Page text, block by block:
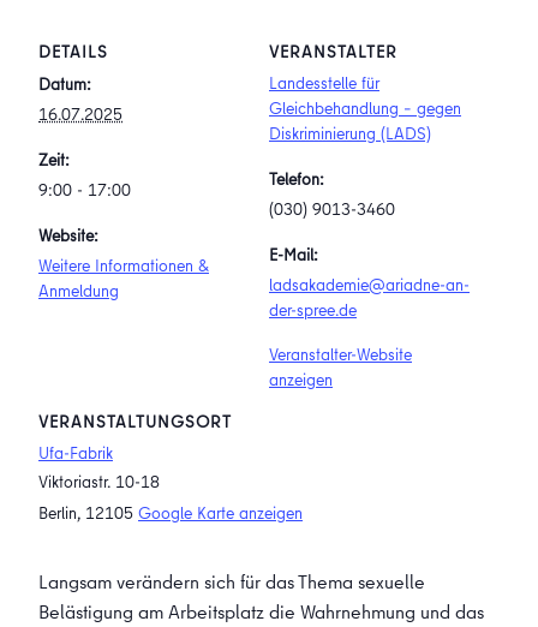
DETAILS
Datum:
16.07.2025
Zeit:
9:00 - 17:00
Website:
Weitere Informationen &
Anmeldung
VERANSTALTUNGSORT
Ufa-Fabrik
Viktoriastr. 10-18
Berlin, 12105 Google Karte anzeigen
VERANSTALTER
Landesstelle für
Gleichbehandlung – gegen
Diskriminierung (LADS)
Telefon:
(030) 9013-3460
E-Mail:
ladsakademie@ariadne-an-
der-spree.de
Veranstalter-Website
anzeigen
Langsam verändern sich für das Thema sexuelle
Belästigung am Arbeitsplatz die Wahrnehmung und das